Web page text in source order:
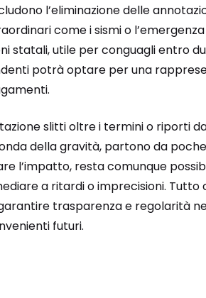
l’eliminazione delle
come i sismi o
statali, utile per conguagli entro
potrà optare per una
slitti oltre i termini o riporti
della gravità, partono da
l’impatto, resta comunque
a ritardi o imprecisioni.
trasparenza e regolarità
futuri.